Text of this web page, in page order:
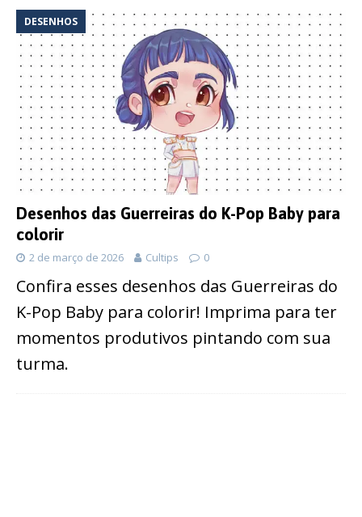
DESENHOS
Desenhos das Guerreiras do K-Pop Baby para
colorir
2 de março de 2026 Cultips 0
Confira esses desenhos das Guerreiras do
K-Pop Baby para colorir! Imprima para ter
momentos produtivos pintando com sua
turma.